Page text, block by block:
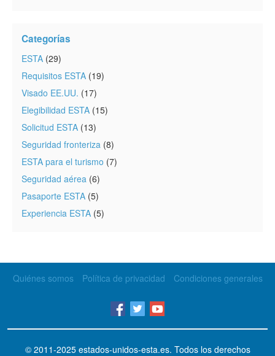
Categorías
ESTA (29)
Requisitos ESTA (19)
Visado EE.UU. (17)
Elegibilidad ESTA (15)
Solicitud ESTA (13)
Seguridad fronteriza (8)
ESTA para el turismo (7)
Seguridad aérea (6)
Pasaporte ESTA (5)
Experiencia ESTA (5)
Quiénes somos Política de privacidad Condiciones generales
© 2011-2025 estados-unidos-esta.es. Todos los derechos